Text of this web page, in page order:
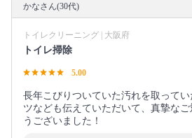
かなさん(30代)
トイレクリーニング | 大阪府
トイレ掃除
5.00
長年こびりついていた汚れを取って
ツなども伝えていただいて、真摯な
うございました！